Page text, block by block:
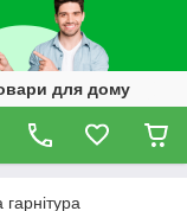
для дому